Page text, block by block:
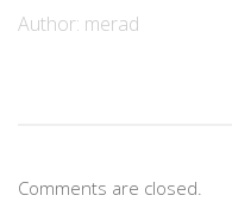
Author: merad
Comments are closed.